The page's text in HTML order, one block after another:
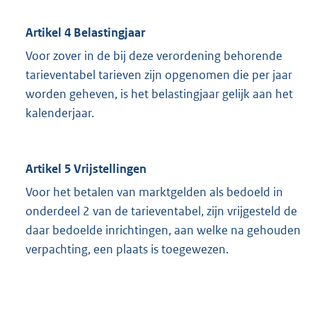
Artikel 4 Belastingjaar
Voor zover in de bij deze verordening behorende
tarieventabel tarieven zijn opgenomen die per jaar
worden geheven, is het belastingjaar gelijk aan het
kalenderjaar.
Artikel 5 Vrijstellingen
Voor het betalen van marktgelden als bedoeld in
onderdeel 2 van de tarieventabel, zijn vrijgesteld de
daar bedoelde inrichtingen, aan welke na gehouden
verpachting, een plaats is toegewezen.